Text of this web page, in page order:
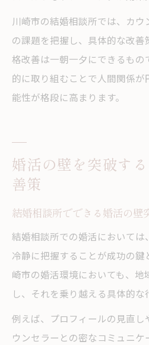
川崎市の結婚相談所では、カ
の課題を把握し、具体的な改善
格改善は一朝一夕にできるも
的に取り組むことで人間関係
能性が格段に高まります。
婚活の壁を突破す
善策
結婚相談所でできる婚活の壁
結婚相談所での婚活においては
冷静に把握することが成功の鍵
崎市の婚活環境においても、
し、それを乗り越える具体的な
例えば、プロフィールの見直し
ウンセラーとの密なコミュニ